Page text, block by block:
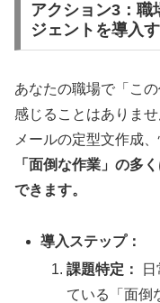
アクション3：職
ジェントを導入
あなたの職場で「こ
感じることはありま
メールの定型文作成、
「面倒な作業」の多
できます。
導入ステップ：
課題特定：
ている「面倒